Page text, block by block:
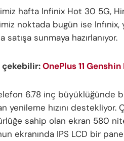
hafta Infinix Hot 30 5G,
noktada bugün ise
satışa sunmaya hazırlanıyor.
çekebilir:OnePlus 11
6.78 inç büyüklüğünde
yenileme hızını destekliyor.
sahip olan ekran 580
ekranında IPS LCD bir panel